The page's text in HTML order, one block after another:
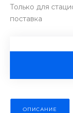
Только для
поставка
ОПИСАНИЕ